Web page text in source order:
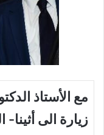
مع الأستاذ
زيارة الى أثينا-